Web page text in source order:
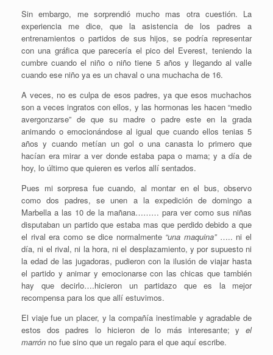
Sin embargo, me sorprendió mucho mas otra cuestión. La
experiencia me dice, que la asistencia de los padres a
entrenamientos o partidos de sus hijos, se podría representar
con una gráfica que parecería el pico del Everest, teniendo la
cumbre cuando el niño o niño tiene 5 años y llegando al valle
cuando ese niño ya es un chaval o una muchacha de 16.
A veces, no es culpa de esos padres, ya que esos muchachos
son a veces ingratos con ellos, y las hormonas les hacen “medio
avergonzarse” de que su madre o padre este en la grada
animando o emocionándose al igual que cuando ellos tenias 5
años y cuando metían un gol o una canasta lo primero que
hacían era mirar a ver donde estaba papa o mama; y a día de
hoy, lo último que quieren es verlos allí sentados.
Pues mi sorpresa fue cuando, al montar en el bus, observo
como dos padres, se unen a la expedición de domingo a
Marbella a las 10 de la mañana……… para ver como sus niñas
disputaban un partido que estaba mas que perdido debido a que
el rival era como se dice normalmente “una maquina” ….. ni el
día, ni el rival, ni la hora, ni el desplazamiento, y por supuesto ni
la edad de las jugadoras, pudieron con la ilusión de viajar hasta
el partido y animar y emocionarse con las chicas que también
hay que decirlo….hicieron un partidazo que es la mejor
recompensa para los que allí estuvimos.
El viaje fue un placer, y la compañía inestimable y agradable de
estos dos padres lo hicieron de lo más interesante; y el
marrón no fue sino que un regalo para el que aquí escribe.